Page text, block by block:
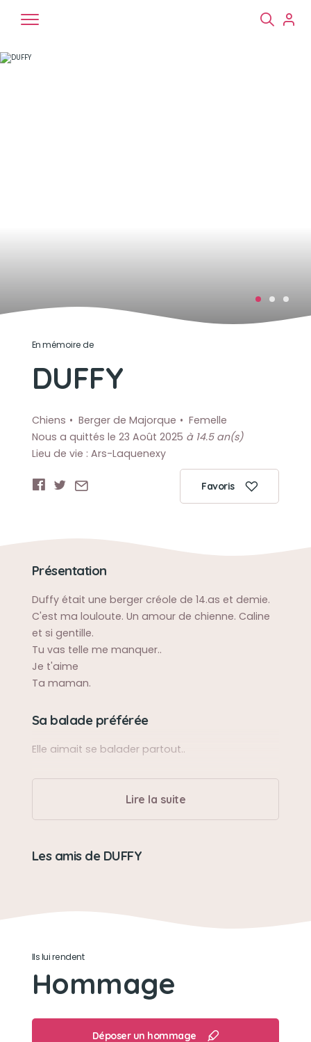
En mémoire de
DUFFY
Chiens Berger de Majorque
Femelle
Nous a quittés le 23 Août 2025 à 14.5 an(s)
Lieu de vie : Ars-Laquenexy
Favoris
Présentation
Duffy était une berger créole de 14.as et demie.
C'est ma louloute. Un amour de chienne. Caline
et si gentille.
Tu vas telle me manquer..
Je t'aime
Ta maman.
Sa balade préférée
Elle aimait se balader partout..
Caline douce joyeuse
Son jouet préféré
Son loisir préféré
plein de câlins
Lire la suite
Les amis de DUFFY
Ils lui rendent
Hommage
Déposer un hommage